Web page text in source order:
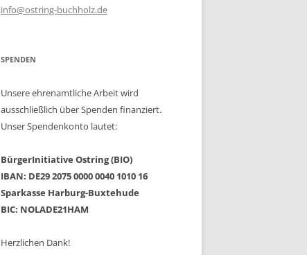
info@ostring-buchholz.de
SPENDEN
Unsere ehrenamtliche Arbeit wird
ausschließlich über Spenden finanziert.
Unser Spendenkonto lautet:
BürgerInitiative Ostring (BIO)
IBAN: DE29 2075 0000 0040 1010 16
Sparkasse Harburg-Buxtehude
BIC: NOLADE21HAM
Herzlichen Dank!